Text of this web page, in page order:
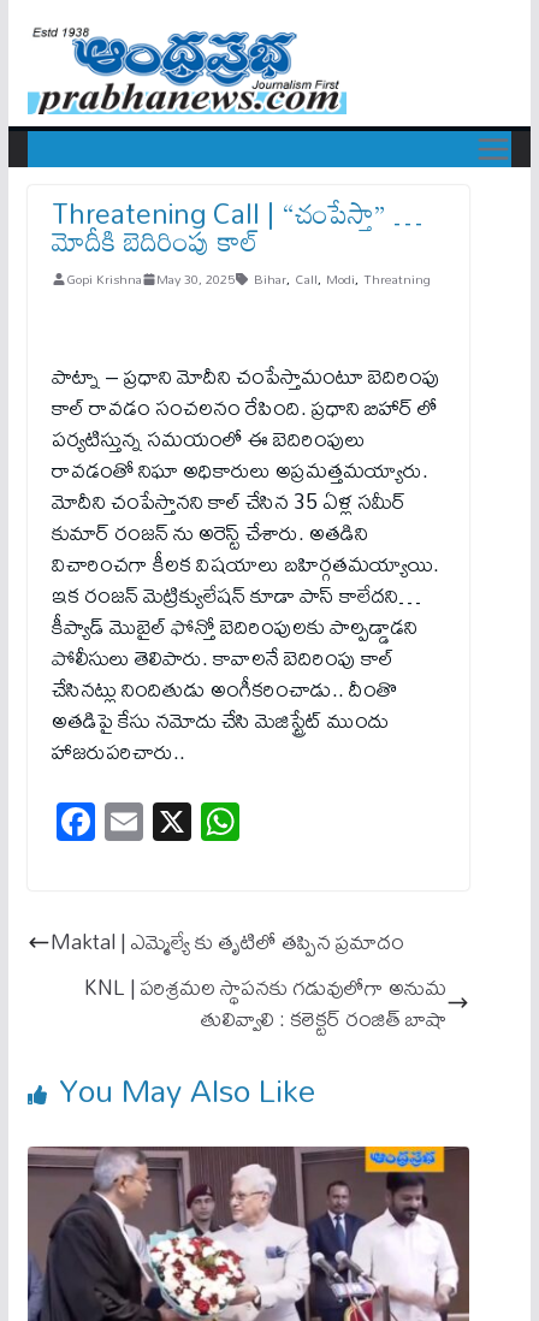
Threatening Call | “చంపేస్తా” …
మోదీకి బెదిరింపు కాల్
Gopi Krishna May 30, 2025 Bihar, Call, Modi, Threatning
పాట్నా – ప్రధాని మోదీని చంపేస్తామంటూ బెదిరింపు
కాల్ రావడం సంచలనం రేపింది. ప్రధాని బిహార్ లో
పర్యటిస్తున్న సమయంలో ఈ బెదిరింపులు
రావడంతో నిఘా అధికారులు అప్రమత్తమయ్యారు.
మోదీని చంపేస్తానని కాల్ చేసిన 35 ఏళ్ల సమీర్
కుమార్ రంజన్ ను అరెస్ట్ చేశారు. అతడిని
విచారించగా కీలక విషయాలు బహిర్గతమయ్యాయి.
ఇక రంజన్ మెట్రిక్యులేషన్ కూడా పాస్ కాలేదని…
కీప్యాడ్ మొబైల్ ఫోన్తో బెదిరింపులకు పాల్పడ్డాడని
పోలీసులు తెలిపారు. కావాల‌నే బెదిరింపు కాల్
చేసిన‌ట్లు నిందితుడు అంగీక‌రించాడు.. దీంతొ
అత‌డిపై కేసు న‌మోదు చేసి మెజిస్ట్రేట్ ముందు
హాజ‌రుప‌రిచారు..
Fa
ce
ok
E
m
X W
ha
A
pp
Maktal | ఎమ్మెల్యే కు తృటిలో తప్పిన ప్రమాదం
KNL | పరిశ్రమల స్థాపనకు గడువులోగా అనుమ
తులివ్వాలి : క‌లెక్ట‌ర్ రంజిత్ బాషా
You May Also Like